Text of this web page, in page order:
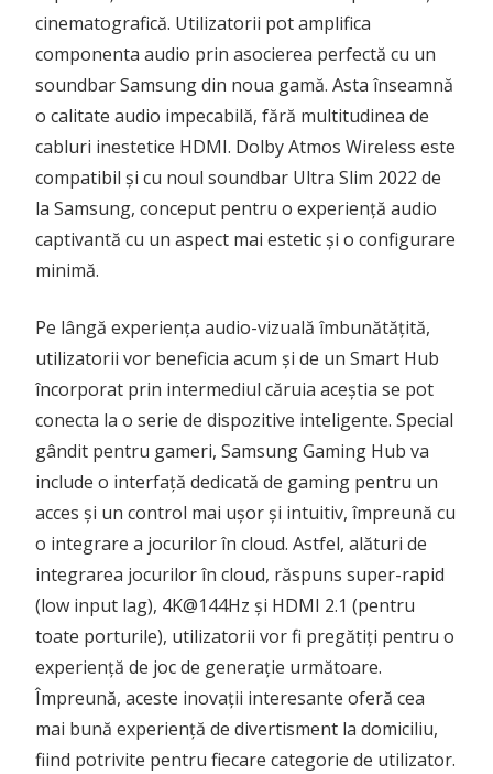
cinematografică. Utilizatorii pot amplifica
componenta audio prin asocierea perfectă cu un
soundbar Samsung din noua gamă. Asta înseamnă
o calitate audio impecabilă, fără multitudinea de
cabluri inestetice HDMI. Dolby Atmos Wireless este
compatibil și cu noul soundbar Ultra Slim 2022 de
la Samsung, conceput pentru o experiență audio
captivantă cu un aspect mai estetic și o configurare
minimă.
Pe lângă experiența audio-vizuală îmbunătățită,
utilizatorii vor beneficia acum și de un Smart Hub
încorporat prin intermediul căruia aceștia se pot
conecta la o serie de dispozitive inteligente. Special
gândit pentru gameri, Samsung Gaming Hub va
include o interfață dedicată de gaming pentru un
acces și un control mai ușor și intuitiv, împreună cu
o integrare a jocurilor în cloud. Astfel, alături de
integrarea jocurilor în cloud, răspuns super-rapid
(low input lag), 4K@144Hz și HDMI 2.1 (pentru
toate porturile), utilizatorii vor fi pregătiți pentru o
experiență de joc de generație următoare.
Împreună, aceste inovații interesante oferă cea
mai bună experiență de divertisment la domiciliu,
fiind potrivite pentru fiecare categorie de utilizator.